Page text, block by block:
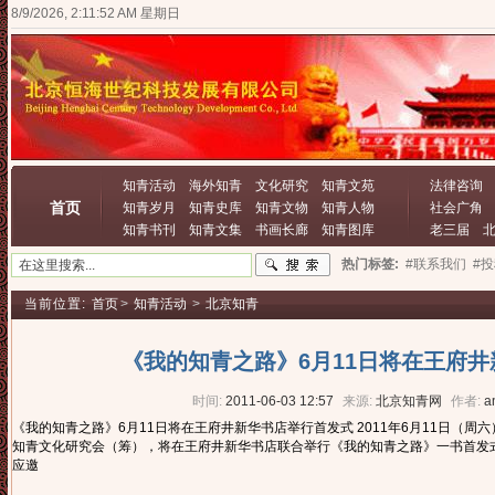
8/9/2026, 2:11:54 AM 星期日
首页
知青活动 海外知青 文化研究
知青文苑
知青岁月
知青史库 知青文物
知青人物
知青书刊
知青文集 书画长廊 知青图库
法律咨询
社会广角
老三届
热门标签: #联系我们 #
当前位置: 首页> 知青活动 > 北京知青
《我的知青之路》6月11日将在王府
时间: 2011-06-03 12:57 来源: 北京知青网 作者:
《我的知青之路》6月11日将在王府井新华书店举行首发式 2011年6月11日（周
知青文化研究会（筹），将在王府井新华书店联合举行《我的知青之路》一书首
应邀